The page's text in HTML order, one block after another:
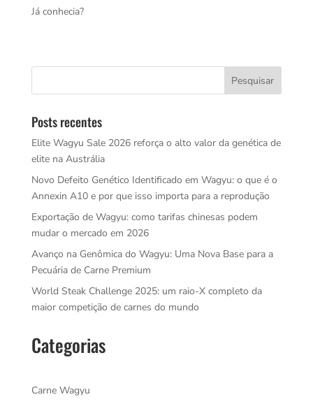
Já conhecia?
Posts recentes
Elite Wagyu Sale 2026 reforça o alto valor da genética de
elite na Austrália
Novo Defeito Genético Identificado em Wagyu: o que é o
Annexin A10 e por que isso importa para a reprodução
Exportação de Wagyu: como tarifas chinesas podem
mudar o mercado em 2026
Avanço na Genômica do Wagyu: Uma Nova Base para a
Pecuária de Carne Premium
World Steak Challenge 2025: um raio-X completo da
maior competição de carnes do mundo
Categorias
Carne Wagyu